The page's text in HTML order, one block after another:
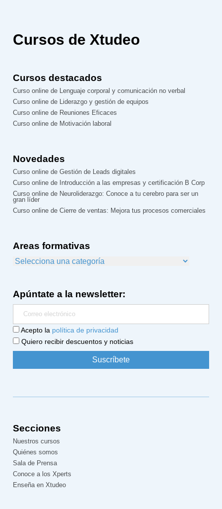
Cursos de Xtudeo
Cursos destacados
Curso online de Lenguaje corporal y comunicación no verbal
Curso online de Liderazgo y gestión de equipos
Curso online de Reuniones Eficaces
Curso online de Motivación laboral
Novedades
Curso online de Gestión de Leads digitales
Curso online de Introducción a las empresas y certificación B Corp
Curso online de Neuroliderazgo: Conoce a tu cerebro para ser un
gran líder
Curso online de Cierre de ventas: Mejora tus procesos comerciales
Areas formativas
Apúntate a la newsletter:
Acepto la política de privacidad
Quiero recibir descuentos y noticias
Secciones
Nuestros cursos
Quiénes somos
Sala de Prensa
Conoce a los Xperts
Enseña en Xtudeo